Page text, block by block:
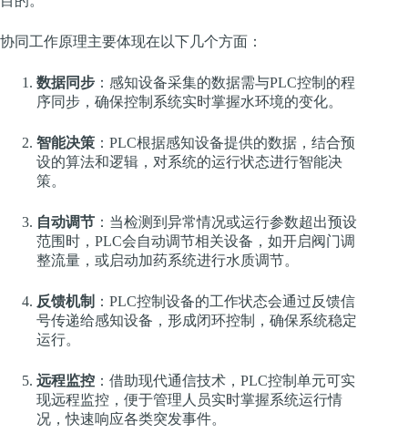
协同工作原理主要体现在以下几个方面：
数据同步 ：感知设备采集的数据需与PLC控制的程
序同步，确保控制系统实时掌握水环境的变化。
智能决策 ：PLC根据感知设备提供的数据，结合预
设的算法和逻辑，对系统的运行状态进行智能决
策。
自动调节 ：当检测到异常情况或运行参数超出预设
范围时，PLC会自动调节相关设备，如开启阀门调
整流量，或启动加药系统进行水质调节。
反馈机制 ：PLC控制设备的工作状态会通过反馈信
号传递给感知设备，形成闭环控制，确保系统稳定
运行。
远程监控 ：借助现代通信技术，PLC控制单元可实
现远程监控，便于管理人员实时掌握系统运行情
况，快速响应各类突发事件。